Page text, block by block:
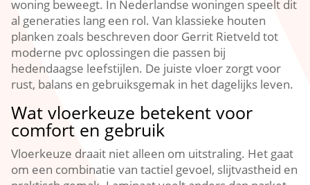
woning beweegt.​ In Nederlandse woningen speelt dit
al generaties lang een rol.​ Van klassieke houten
planken zoals beschreven door Gerrit Rietveld tot
moderne pvc oplossingen die passen bij
hedendaagse leefstijlen.​ De juiste vloer zorgt voor
rust, balans en gebruiksgemak in het dagelijks leven.​
Wat vloerkeuze betekent voor
comfort en gebruik
Vloerkeuze draait niet alleen om uitstraling.​ Het gaat
om een combinatie van tactiel gevoel, slijtvastheid en